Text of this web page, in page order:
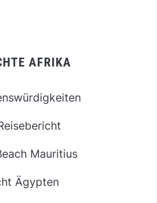
AFRIKA
Mauritius
Ägypten